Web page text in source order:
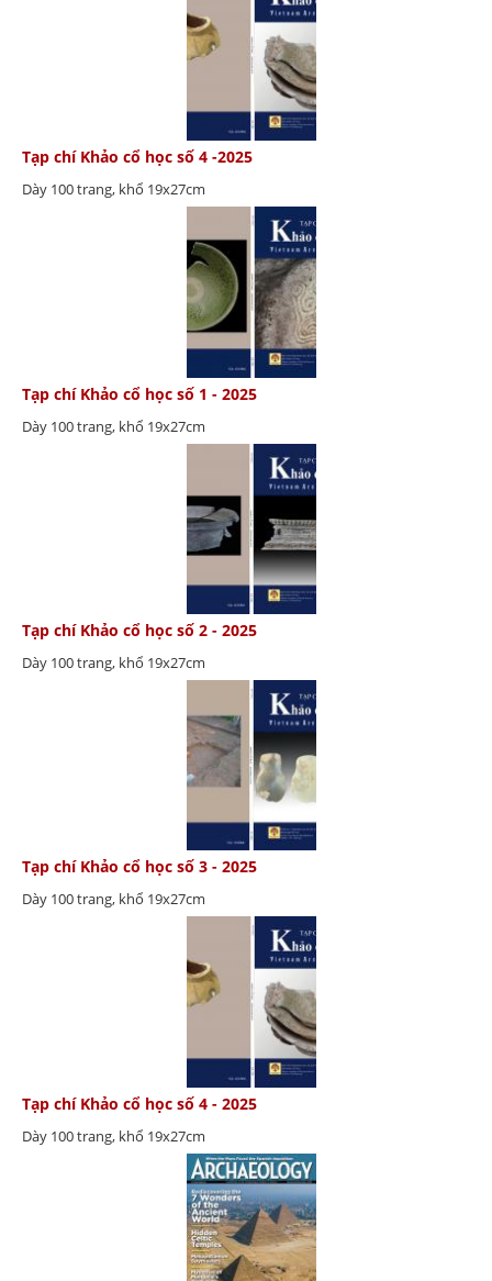
Tạp chí Khảo cổ học số 4 -2025
Dày 100 trang, khổ 19x27cm
Tạp chí Khảo cổ học số 1 - 2025
Dày 100 trang, khổ 19x27cm
Tạp chí Khảo cổ học số 2 - 2025
Dày 100 trang, khổ 19x27cm
Tạp chí Khảo cổ học số 3 - 2025
Dày 100 trang, khổ 19x27cm
Tạp chí Khảo cổ học số 4 - 2025
Dày 100 trang, khổ 19x27cm